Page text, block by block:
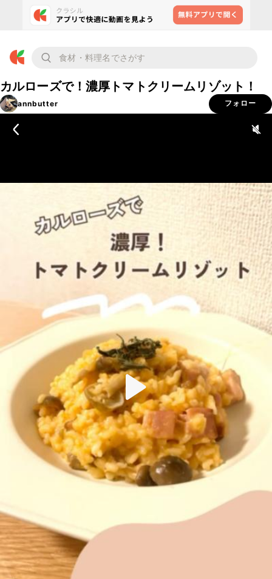
カルローズで！濃厚トマトクリームリゾット！
annbutter フォロー